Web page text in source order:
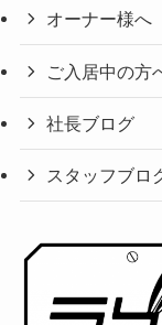
オーナー様へ
ご入居中の方
社長ブログ
スタッフブロ